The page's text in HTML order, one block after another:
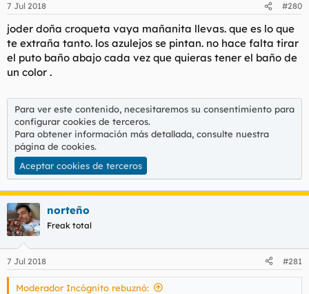
e
:
7 Jul 2018 #280
joder doña croqueta vaya mañanita llevas. que es lo que
te extraña tanto. los azulejos se pintan. no hace falta tirar
el puto baño abajo cada vez que quieras tener el baño de
un color .
Para ver este contenido, necesitaremos su consentimiento para
configurar cookies de terceros.
Para obtener información más detallada, consulte nuestra
página de cookies.
Aceptar cookies de terceros
norteño
Freak total
7 Jul 2018 #281
Moderador Incógnito rebuznó: